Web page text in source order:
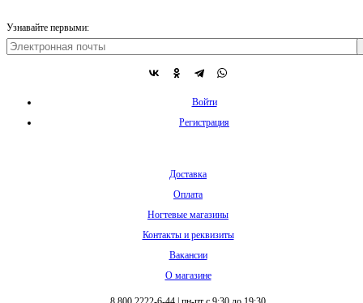
Узнавайте первыми:
Войти
Регистрация
Доставка
Оплата
Ногтевые магазины
Контакты и реквизиты
Вакансии
О магазине